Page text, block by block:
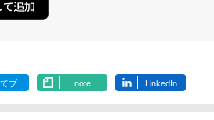
ブ note LinkedIn